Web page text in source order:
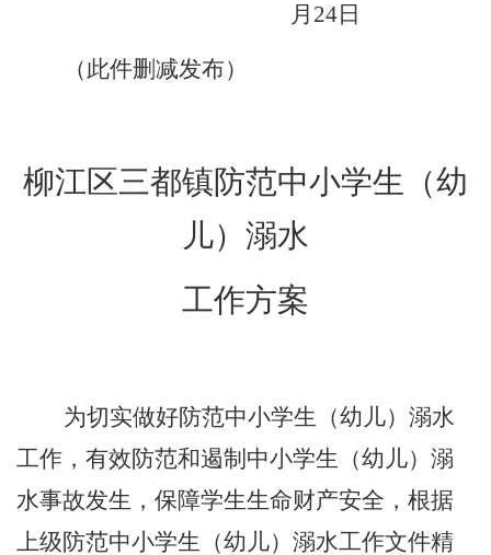
月 24日
（此件删减发布）
柳江区三都镇防范中小学生 （幼
儿） 溺水
工作方案
为切实做好防范中小学生 （幼儿） 溺水
工作，有效防范和遏制中小学生 （幼儿） 溺
水事故发生，保障学生生命财产安全，根据
上级防范中小学生 （幼儿） 溺水工作文件精